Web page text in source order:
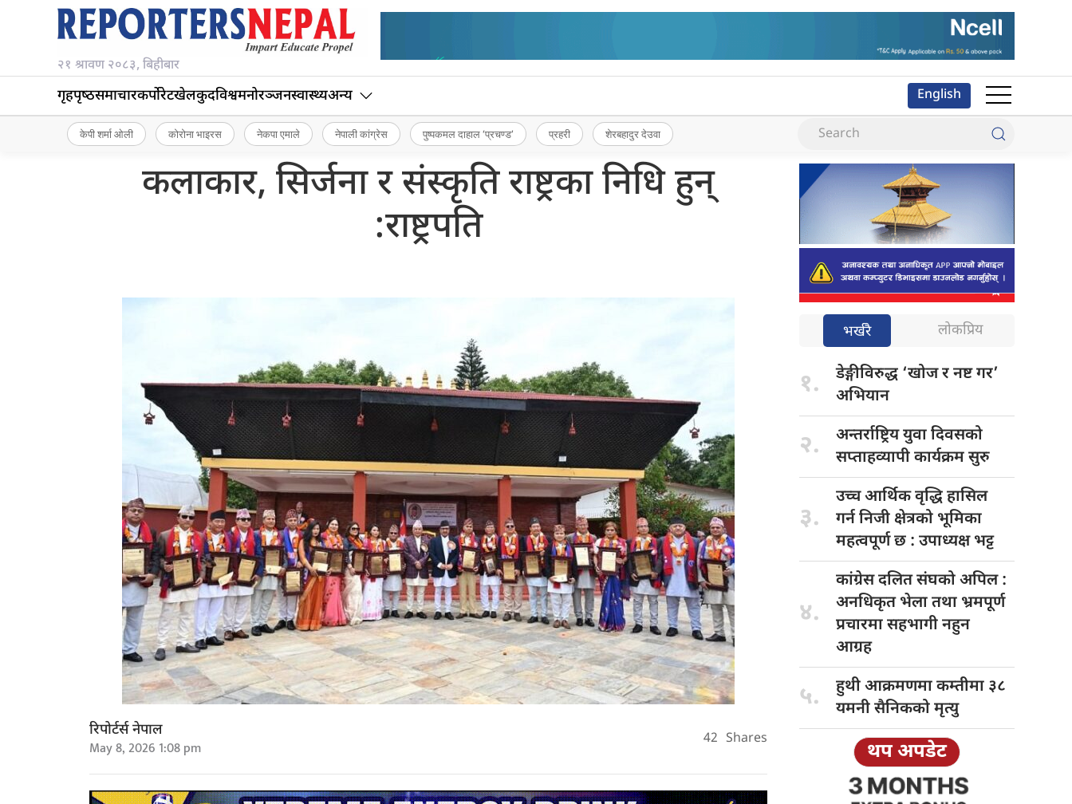
२१ श्रावण २०८३, बिहीबार
गृहपृष्‍ठसमाचारकर्पोरेटखेलकुदविश्वमनोरञ्जनस्वास्थ्यअन्य English
केपी शर्मा ओली कोरोना भाइरस नेकपा एमाले नेपाली कांग्रेस पुष्पकमल दाहाल ‘प्रचण्ड’ प्रहरी शेरबहादुर देउवा
कलाकार, सिर्जना र संस्कृति राष्ट्रका निधि हुन्
:राष्ट्रपति
रिपोर्टर्स नेपाल
May 8, 2026 1:08 pm 42 Shares
भर्खरै लोकप्रिय
१. डेङ्गीविरुद्ध ‘खोजर नष्ट गर’
अभियान
२. अन्तर्राष्ट्रिय युवादिवसको
सप्ताहव्यापी कार्यक्रम सुरु
३.
उच्च आर्थिकवृद्धि हासिल
गर्न निजी क्षेत्रको भूमिका
महत्वपूर्ण छ : उपाध्यक्ष भट्ट
४.
कांग्रेस दलितसंघको अपिल :
अनधिकृत भेला तथा भ्रमपूर्ण
प्रचारमा सहभागी नहुन
आग्रह
५. हुथी आक्रमणमाकम्तीमा ३८
यमनी सैनिकको मृत्यु
थप अपडेट